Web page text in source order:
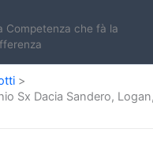
Competenza che fà la
Sx Dacia Sandero,